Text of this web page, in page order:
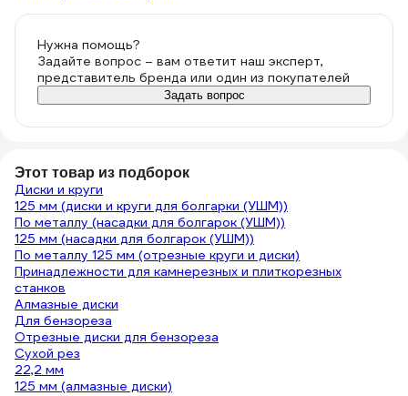
Нужна помощь?
Задайте вопрос – вам ответит наш эксперт,
представитель бренда или один из покупателей
Задать вопрос
Этот товар из подборок
Диски и круги
125 мм (диски и круги для болгарки (УШМ))
По металлу (насадки для болгарок (УШМ))
125 мм (насадки для болгарок (УШМ))
По металлу 125 мм (отрезные круги и диски)
Принадлежности для камнерезных и плиткорезных
станков
Алмазные диски
Для бензореза
Отрезные диски для бензореза
Сухой рез
22,2 мм
125 мм (алмазные диски)